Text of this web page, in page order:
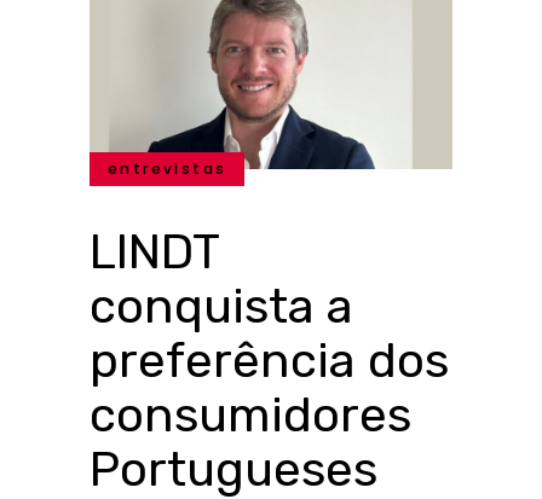
entrevistas
LINDT
conquista a
preferência dos
consumidores
Portugueses